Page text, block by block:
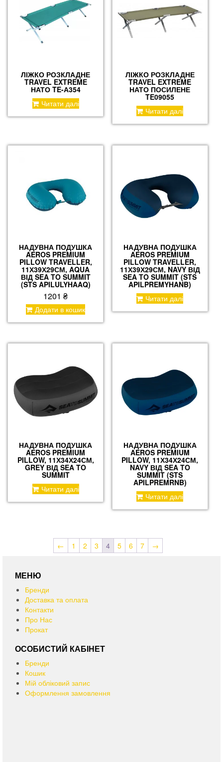
ЛІЖКО РОЗКЛАДНЕ
TRAVEL EXTREME
НАТО TE-А354
Читати далі
ЛІЖКО РОЗКЛАДНЕ
TRAVEL EXTREME
НАТО ПОСИЛЕНЕ
TE09055
Читати далі
НАДУВНА ПОДУШКА
AEROS PREMIUM
PILLOW TRAVELLER,
11Х39Х29СМ, AQUA
ВІД SEA TO SUMMIT
(STS APILULYHAAQ)
1201₴
Додати в кошик
НАДУВНА ПОДУШКА
AEROS PREMIUM
PILLOW TRAVELLER,
11Х39Х29СМ, NAVY ВІД
SEA TO SUMMIT (STS
APILPREMYHANB)
Читати далі
НАДУВНА ПОДУШКА
AEROS PREMIUM
PILLOW, 11Х34Х24СМ,
GREY ВІД SEA TO
SUMMIT
Читати далі
НАДУВНА ПОДУШКА
AEROS PREMIUM
PILLOW, 11Х34Х24СМ,
NAVY ВІД SEA TO
SUMMIT (STS
APILPREMRNB)
Читати далі
← 1 2 3 4 5 6 7 →
МЕНЮ
Бренди
Доставка та оплата
Контакти
Про Нас
Прокат
ОСОБИСТИЙ КАБІНЕТ
Бренди
Кошик
Мій обліковий запис
Оформлення замовлення